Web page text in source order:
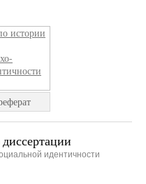
идентичности